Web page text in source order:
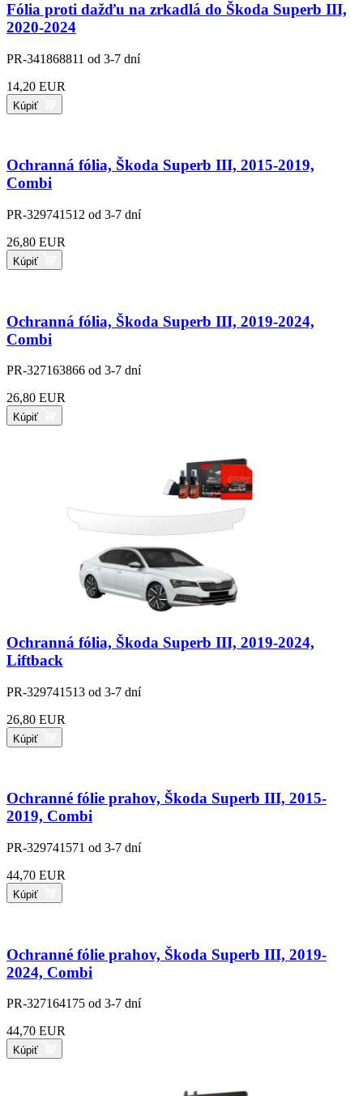
Fólia proti dažďu na zrkadlá do Škoda Superb III,
2020-2024
PR-341868811 od 3-7 dní
14,20 EUR
Kúpiť
Ochranná fólia, Škoda Superb III, 2015-2019,
Combi
PR-329741512 od 3-7 dní
26,80 EUR
Kúpiť
Ochranná fólia, Škoda Superb III, 2019-2024,
Combi
PR-327163866 od 3-7 dní
26,80 EUR
Kúpiť
Ochranná fólia, Škoda Superb III, 2019-2024,
Liftback
PR-329741513 od 3-7 dní
26,80 EUR
Kúpiť
Ochranné fólie prahov, Škoda Superb III, 2015-
2019, Combi
PR-329741571 od 3-7 dní
44,70 EUR
Kúpiť
Ochranné fólie prahov, Škoda Superb III, 2019-
2024, Combi
PR-327164175 od 3-7 dní
44,70 EUR
Kúpiť